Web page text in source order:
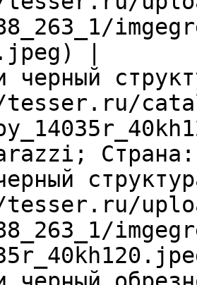
|
черный